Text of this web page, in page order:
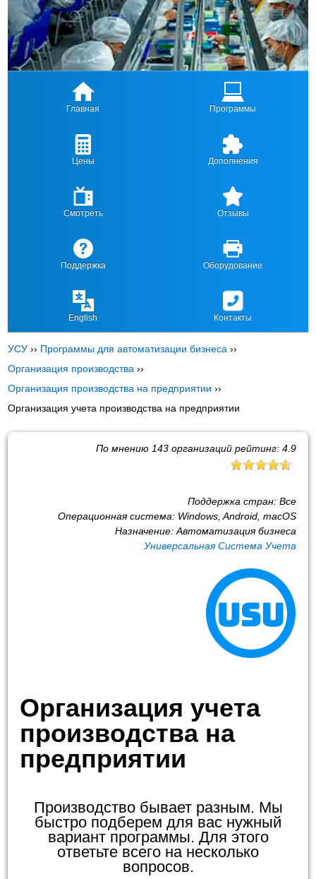
Главная Программы
Цены Дополнения
Смотреть Отзывы
Поддержка Оборудование
English Контакты
УСУ ›› Программы для автоматизации бизнеса ››
Организация производства ››
Организация производства на предприятии ››
Организация учета производства на предприятии
По мнению 143организаций рейтинг: 4.9
Поддержка стран: Все
Операционная система: Windows, Android, macOS
Назначение: Автоматизация бизнеса
Универсальная Система Учета
Организация учета
производства на
предприятии
Производство бывает разным. Мы
быстро подберем для вас нужный
вариант программы. Для этого
ответьте всего на несколько
вопросов.